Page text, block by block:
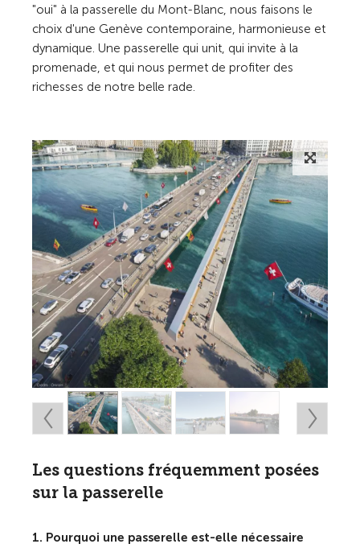
"oui" à la passerelle du Mont-Blanc, nous faisons le
choix d'une Genève contemporaine, harmonieuse et
dynamique. Une passerelle qui unit, qui invite à la
promenade, et qui nous permet de profiter des
richesses de notre belle rade.
Les questions fréquemment posées
sur la passerelle
1. Pourquoi une passerelle est-elle nécessaire